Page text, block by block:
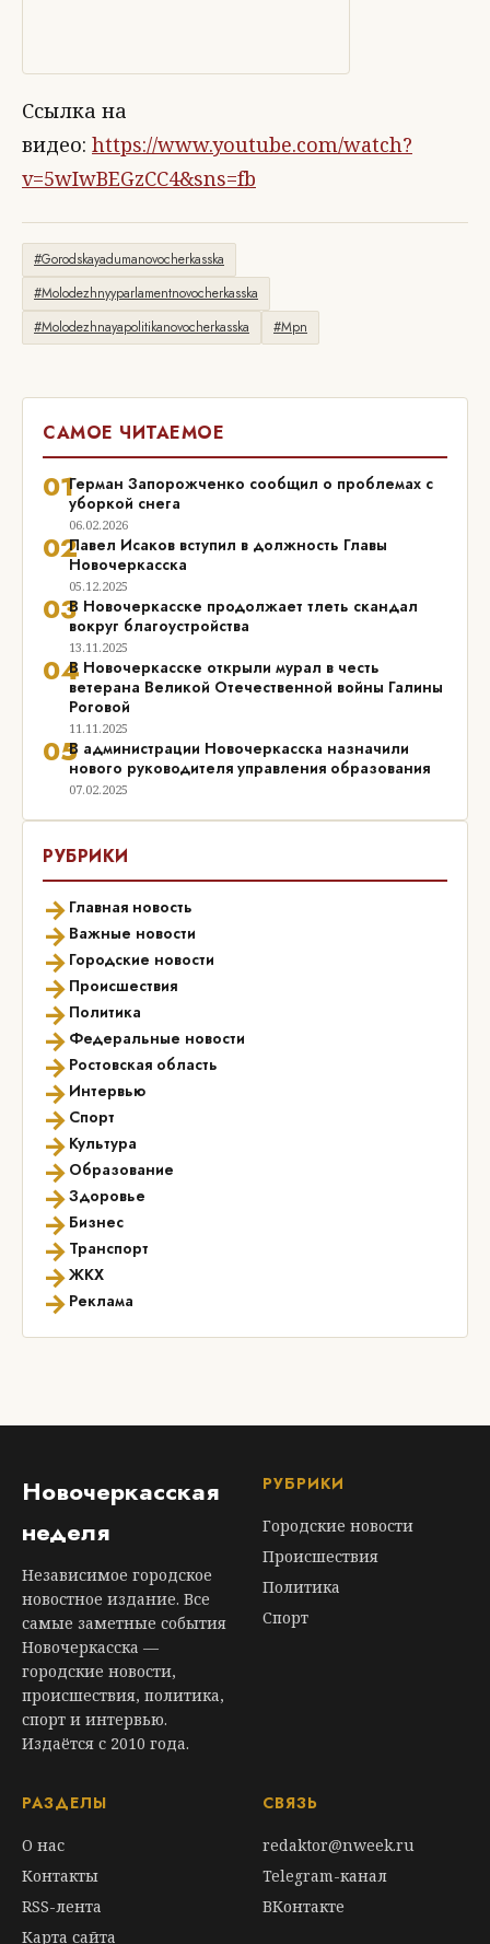
Ссылка на
видео: https://www.youtube.com/watch?
v=5wIwBEGzCC4&sns=fb
#Gorodskayadumanovocherkasska
#Molodezhnyyparlamentnovocherkasska
#Molodezhnayapolitikanovocherkasska
#Mpn
САМОЕ ЧИТАЕМОЕ
01Герман Запорожченко сообщил о проблемах с
уборкой снега
06.02.2026
02Павел Исаков вступил в должность Главы
Новочеркасска
05.12.2025
03В Новочеркасске продолжает тлеть скандал
вокруг благоустройства
13.11.2025
04В Новочеркасске открыли мурал в честь
ветерана Великой Отечественной войны Галины
Роговой
11.11.2025
05В администрации Новочеркасска назначили
нового руководителя управления образования
07.02.2025
РУБРИКИ
→ Главная новость
→ Важные новости
→ Городские новости
→ Происшествия
→ Политика
→ Федеральные новости
→ Ростовская область
→ Интервью
→ Спорт
→ Культура
→ Образование
→Здоровье
→ Бизнес
→ Транспорт
→ЖКХ
→ Реклама
Новочеркасская
неделя
Независимое городское
новостное издание. Все
самые заметные события
Новочеркасска —
городские новости,
происшествия, политика,
спорт и интервью.
Издаётся с 2010 года.
РУБРИКИ
Городские новости
Происшествия
Политика
Спорт
РАЗДЕЛЫ
О нас
Контакты
RSS-лента
Карта сайта
СВЯЗЬ
redaktor@nweek.ru
Telegram-канал
ВКонтакте